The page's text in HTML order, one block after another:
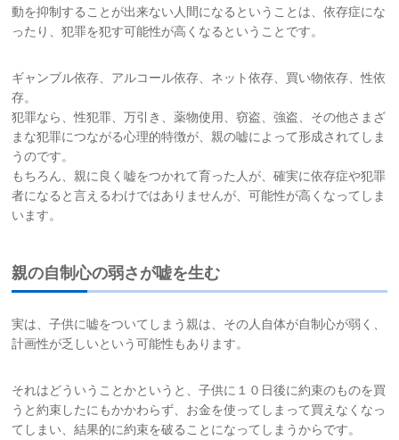
動を抑制することが出来ない人間になるということは、依存症にな
ったり、犯罪を犯す可能性が高くなるということです。
ギャンブル依存、アルコール依存、ネット依存、買い物依存、性依
存。
犯罪なら、性犯罪、万引き、薬物使用、窃盗、強盗、その他さまざ
まな犯罪につながる心理的特徴が、親の嘘によって形成されてしま
うのです。
もちろん、親に良く嘘をつかれて育った人が、確実に依存症や犯罪
者になると言えるわけではありませんが、可能性が高くなってしま
います。
親の自制心の弱さが嘘を生む
実は、子供に嘘をついてしまう親は、その人自体が自制心が弱く、
計画性が乏しいという可能性もあります。
それはどういうことかというと、子供に１０日後に約束のものを買
うと約束したにもかかわらず、お金を使ってしまって買えなくなっ
てしまい、結果的に約束を破ることになってしまうからです。